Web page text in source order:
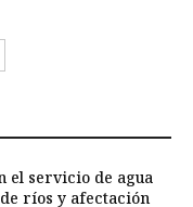
el servicio de agua
ríos y afectación